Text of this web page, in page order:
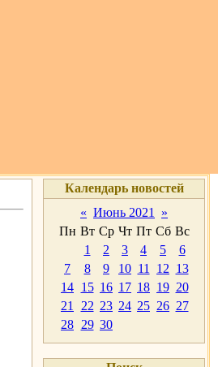
Календарь новостей
« Июнь 2021
»
Пн Вт Ср Чт Пт Сб Вс
1
2 3 4 5
6
7
8 9 10 11 12 13
14 15 16 17 18 19 20
21
22 23 24 25 26 27
28 29 30